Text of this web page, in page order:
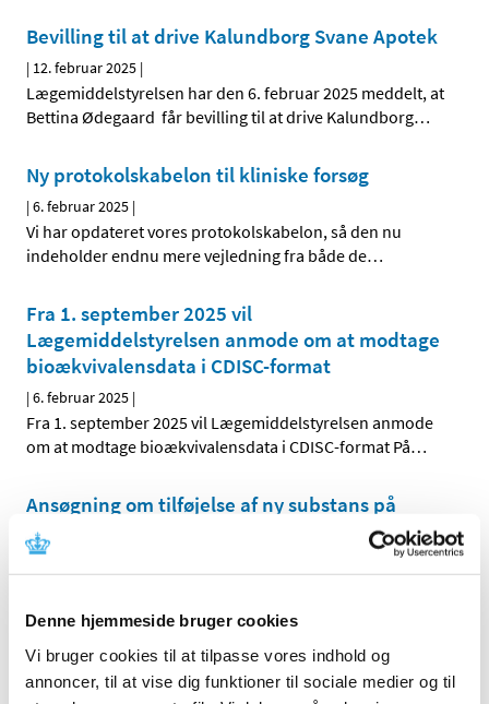
Denne hjemmeside bruger cookies
Vi bruger cookies til at tilpasse vores indhold og
annoncer, til at vise dig funktioner til sociale medier og til
Bevilling til at drive Kalundborg Svane Apotek
| 12. februar 2025 |
Lægemiddelstyrelsen har den 6. februar 2025 meddelt, at
Bettina Ødegaard får bevilling til at drive Kalundborg…
Ny protokolskabelon til kliniske forsøg
|6. februar 2025 |
Vi har opdateret vores protokolskabelon, så den nu
indeholder endnu mere vejledning fra både de…
Fra 1. september 2025 vil
Lægemiddelstyrelsen anmode om at modtage
bioækvivalensdata i CDISC-format
|6. februar 2025 |
Fra 1. september 2025 vil Lægemiddelstyrelsen anmode
om at modtage bioækvivalensdata i CDISC-format På…
Ansøgning om tilføjelse af ny substans på
listen over lægemidler, der kan indgå i
Pilotprojektet med engelsksprogede, fælles
nordiske pakninger
|5. februar 2025|
Ledig bevilling til Rønne Apotek